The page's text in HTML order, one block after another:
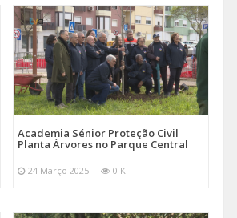
Academia Sénior Proteção Civil
Planta Árvores no Parque Central
24 Março 2025 0 K